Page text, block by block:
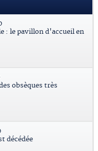
: le pavillon d'accueil en
obsèques très
décédée